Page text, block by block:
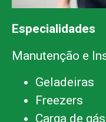
Especialidades
Manutenção e
Geladeiras
Freezers
Carga de